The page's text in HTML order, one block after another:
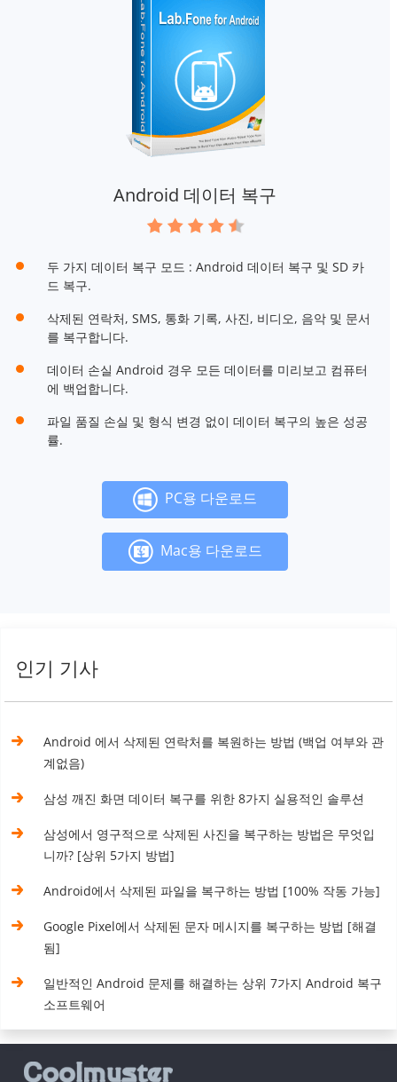
Android 데이터 복구
두 가지 데이터 복구 모드 : Android 데이터 복구 및 SD 카
드 복구.
삭제된 연락처, SMS, 통화 기록, 사진, 비디오, 음악 및 문서
를 복구합니다.
데이터 손실 Android 경우 모든 데이터를 미리보고 컴퓨터
에 백업합니다.
파일 품질 손실 및 형식 변경 없이 데이터 복구의 높은 성공
률.
PC용 다운로드
Mac용 다운로드
인기 기사
Android 에서 삭제된 연락처를 복원하는 방법 (백업 여부와 관
계없음)
삼성 깨진 화면 데이터 복구를 위한 8가지 실용적인 솔루션
삼성에서 영구적으로 삭제된 사진을 복구하는 방법은 무엇입
니까? [상위 5가지 방법]
Android에서 삭제된 파일을 복구하는 방법 [100% 작동 가능]
Google Pixel에서 삭제된 문자 메시지를 복구하는 방법 [해결
됨]
일반적인 Android 문제를 해결하는 상위 7가지 Android 복구
소프트웨어